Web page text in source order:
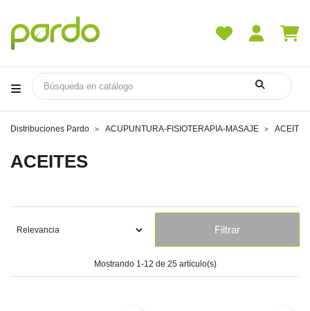
Distribuciones Pardo ACUPUNTURA-FISIOTERAPIA-MASAJE ACEITES
ACEITES
Filtrar
Mostrando 1-12 de 25 artículo(s)